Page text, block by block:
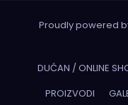
Proudly powered
DUĆAN / ONLINE
PROIZVODI